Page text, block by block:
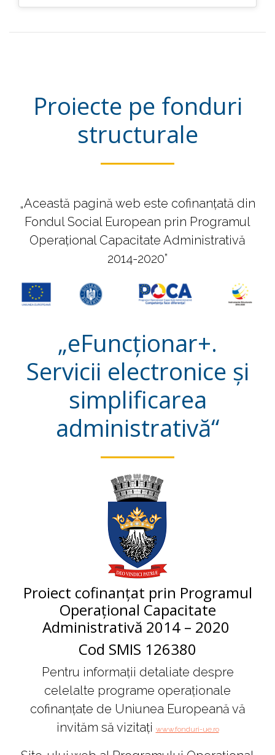
Proiecte pe fonduri
structurale
„Această pagină web este cofinanțată din
Fondul Social European prin Programul
Operațional Capacitate Administrativă
2014-2020”
„eFuncționar+.
Servicii electronice și
simplificarea
administrativă“
Proiect cofinanțat prin Programul
Operațional Capacitate
Administrativă 2014 – 2020
Cod SMIS 126380
Pentru informații detaliate despre
celelalte programe operaționale
cofinanțate de Uniunea Europeană vă
invităm să vizitați www.fonduri-ue.ro